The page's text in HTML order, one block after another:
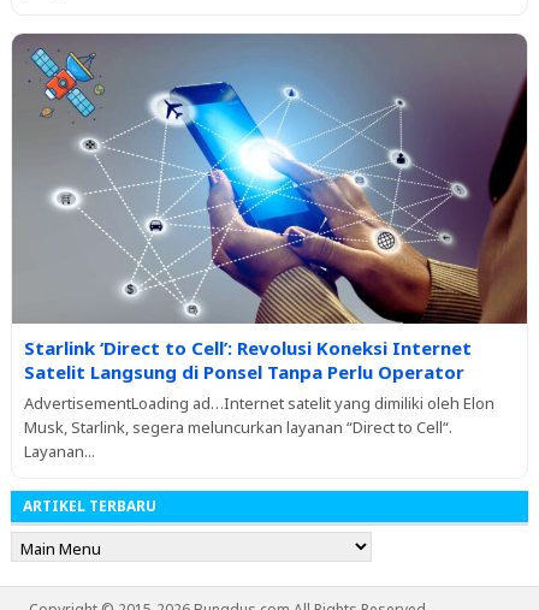
Starlink ‘Direct to Cell’: Revolusi Koneksi Internet
Satelit Langsung di Ponsel Tanpa Perlu Operator
AdvertisementLoading ad…Internet satelit yang dimiliki oleh Elon
Musk, Starlink, segera meluncurkan layanan “Direct to Cell“.
Layanan...
ARTIKEL TERBARU